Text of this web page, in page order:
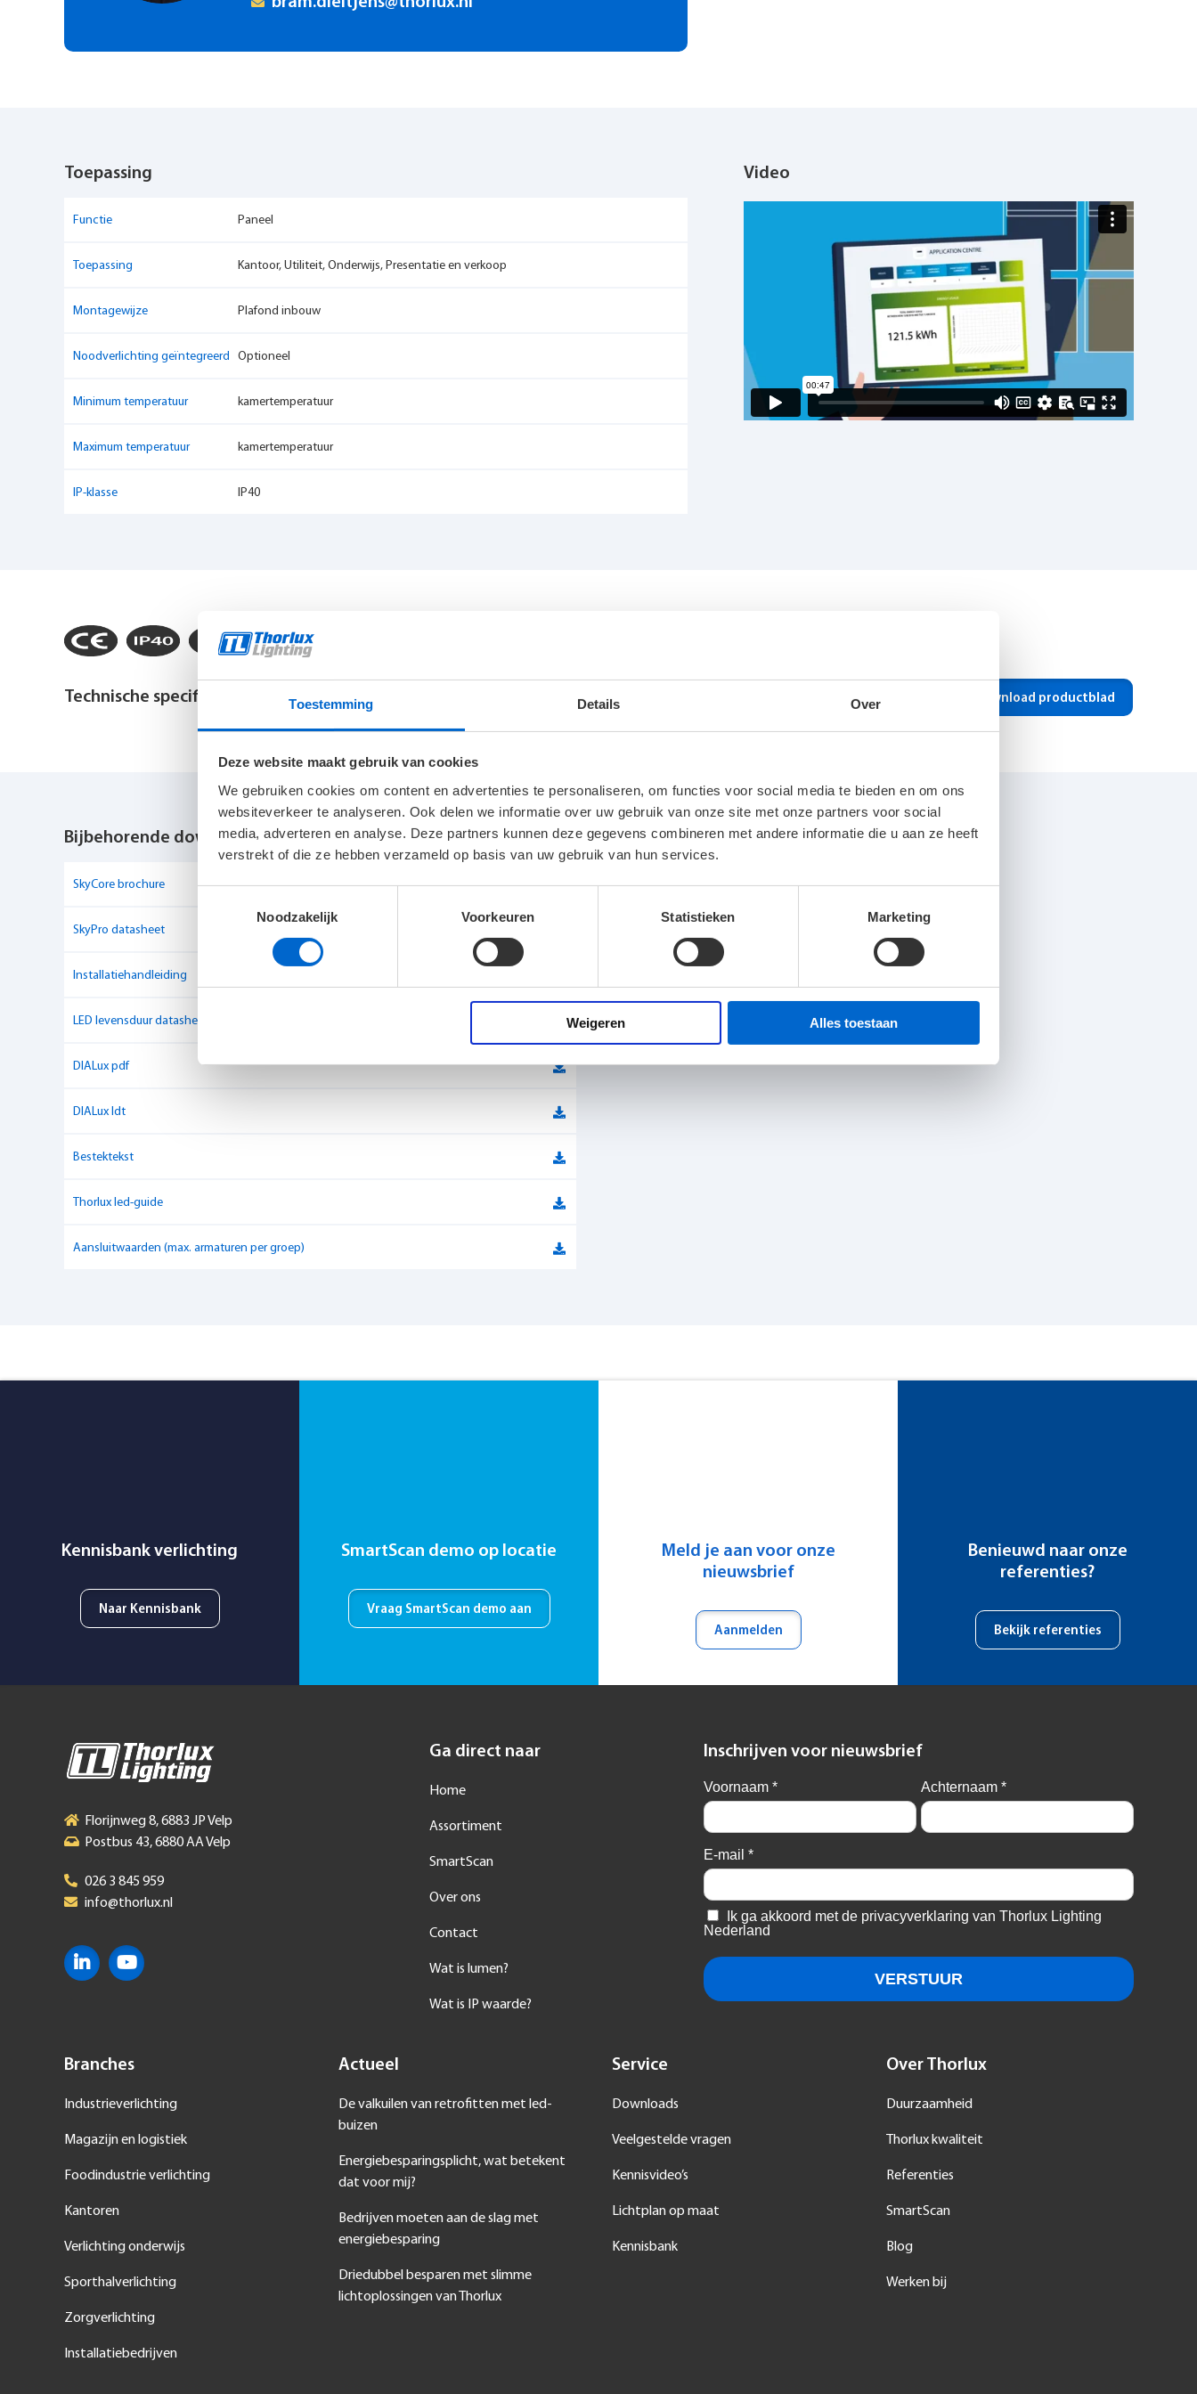
Toestemming Details Over
Deze website maakt gebruik van cookies
We gebruiken cookies om content en advertenties te personaliseren, om functies voor social media te bieden en om ons
websiteverkeer te analyseren. Ook delen we informatie over uw gebruik van onze site met onze partners voor social
media, adverteren en analyse. Deze partners kunnen deze gegevens combineren met andere informatie die u aan ze heeft
verstrekt of die ze hebben verzameld op basis van uw gebruik van hun services.
Noodzakelijk
Voorkeuren Statistieken Marketing
Weigeren Alles toestaan
logboek. Dit alles maakt SmartScan een innovatieve one-stop-shop in duurzaam gebouwbeheer.
Toepassing
Functie Paneel
Toepassing Kantoor, Utiliteit, Onderwijs, Presentatie en verkoop
Montagewijze Plafond inbouw
Noodverlichting geïntegreerd Optioneel
Minimum temperatuur kamertemperatuur
Maximum temperatuur kamertemperatuur
IP-klasse IP40
Video
Technische specificaties bekijken Download productblad
Noodverlichting geïntegreerd Optioneel
IP-klasse IP40
IK-klasse
Dimbaar
Aansluitvermogen 26W
Lichtstroom 3750 lm
Wit (RAL 9016)
Afmetingen 597 x 597 x 132 mm
Bijbehorende downloads
SkyCore brochure
SkyPro datasheet
Installatiehandleiding
LED levensduur datasheet
DIALux pdf
DIALux ldt
Bestektekst
Thorlux led-guide
Aansluitwaarden (max. armaturen per groep)
Kennisbank verlichting
Naar Kennisbank
SmartScan demo op locatie
Vraag SmartScan demo aan
Meld je aan voor onze
nieuwsbrief
Aanmelden
Benieuwd naar onze
referenties?
Bekijk referenties
Florijnweg 8, 6883 JP Velp
Postbus 43, 6880 AA Velp
026 3 845 959
info@thorlux.nl
Ga direct naar
Home
Assortiment
SmartScan
Over ons
Contact
Wat is lumen?
Wat is IP waarde?
Inschrijven voor nieuwsbrief
Branches
Industrieverlichting
Magazijn en logistiek
Foodindustrie verlichting
Kantoren
Verlichting onderwijs
Sporthalverlichting
Zorgverlichting
Installatiebedrijven
Actueel
De valkuilen van retrofitten met led-
buizen
Energiebesparingsplicht, wat betekent
dat voor mij?
Bedrijven moeten aan de slag met
energiebesparing
Driedubbel besparen met slimme
lichtoplossingen van Thorlux
Service
Downloads
Veelgestelde vragen
Kennisvideo’s
Lichtplan op maat
Kennisbank
Over Thorlux
Duurzaamheid
Thorlux kwaliteit
Referenties
SmartScan
Blog
Werken bij